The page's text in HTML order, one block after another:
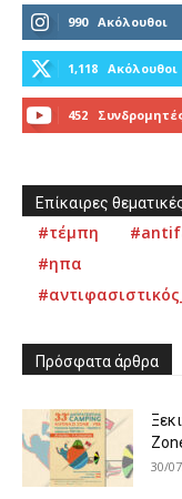
990 Ακόλουθοι
1,118 Ακόλουθοι
452
Επίκαιρες
#τέμπη
#ηπα
Πρόσφατα άρθρα
30/